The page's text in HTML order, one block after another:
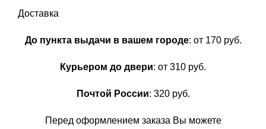
Доставка
До пункта выдачи в вашем городе: от 170 руб.
Курьером до двери: от 310 руб.
Почтой России: 320 руб.
Перед оформлением заказа Вы можете